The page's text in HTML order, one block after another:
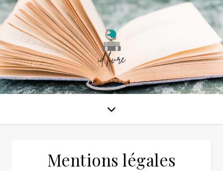
Mentions légales